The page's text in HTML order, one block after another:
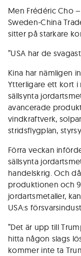
Men Frédéric Cho
Sweden-China
sitter på starkare
”USA har de
Kina har nämligen
Ytterligare ett kort i
sällsynta
avancerade
vindkraftverk,
stridsflygplan,
Förra veckan
sällsynta
handelskrig. Och
produktionen och
jordartsmetaller,
USA:s
”Det är upp till
hitta någon slags
kommer inte ta